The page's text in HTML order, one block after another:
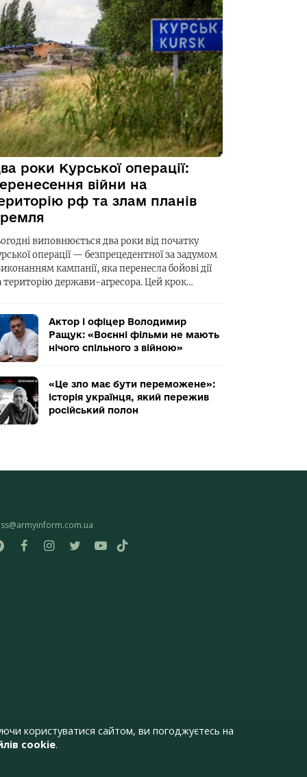
роки Курської операції:
війни на
рф та злам планів
виповнюється два роки від початку
операції — безпрецедентної за задумом
кампанії, яка перенесла бойові дії
територію держави-агресора. Цей крок…
Актор і офіцер Володимир
Ращук: «Воєнні фільми не мають
нічого спільного з війною»
«Це зло має бути переможене»:
історія українця, який пережив
російський полон
користуватися сайтом, ви погоджуєтесь на
cookie.